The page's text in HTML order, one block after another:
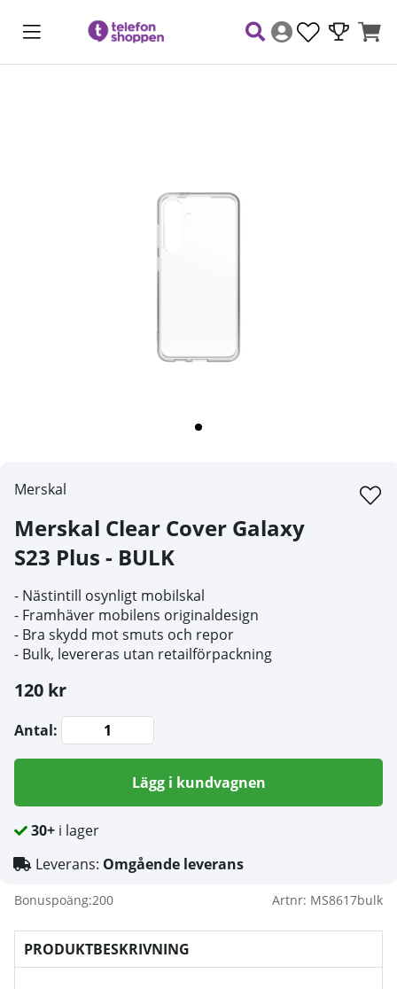
Merskal
Merskal Clear Cover Galaxy
S23 Plus - BULK
- Nästintill osynligt mobilskal
- Framhäver mobilens originaldesign
- Bra skydd mot smuts och repor
- Bulk, levereras utan retailförpackning
120 kr
Antal:
Lägg i kundvagnen
30+ i lager
Leverans: Omgående leverans
Bonuspoäng:200 Artnr: MS8617bulk
PRODUKTBESKRIVNING